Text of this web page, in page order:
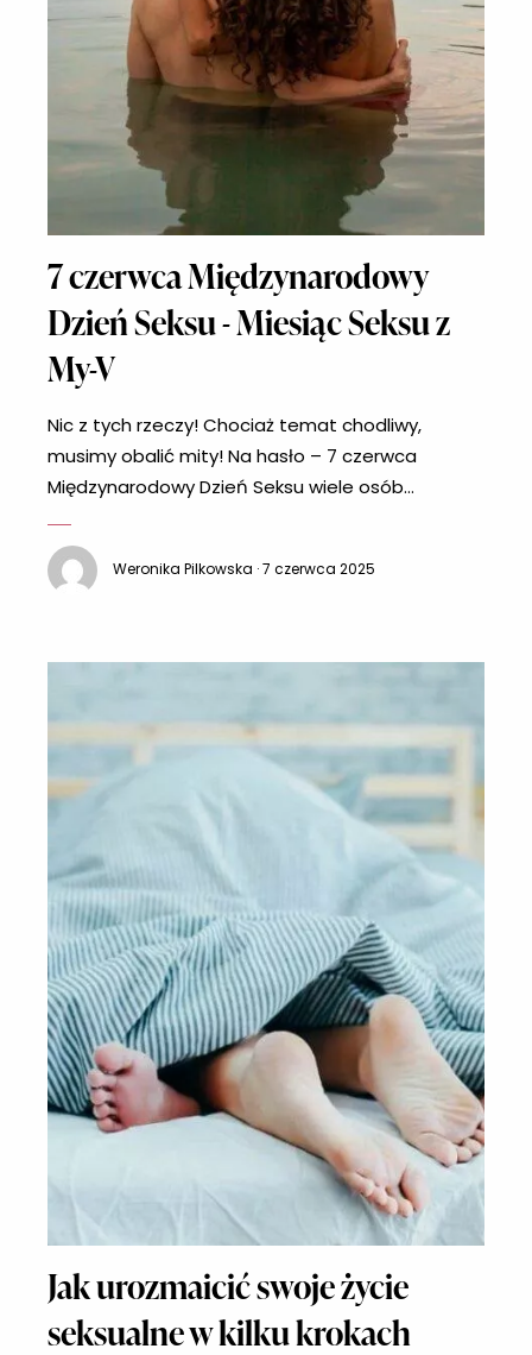
7 czerwca Międzynarodowy
Dzień Seksu - Miesiąc Seksu z
My-V
Nic z tych rzeczy! Chociaż temat chodliwy,
musimy obalić mity! Na hasło – 7 czerwca
Międzynarodowy Dzień Seksu wiele osób
przechodzą ciarki. Można słyszeć głosy, że 7
czerwca powinien być wolny od pracy w celach
prokreacyjnych. Uwaga! Pewnie zawiedziemy
Weronika Pilkowska · 7 czerwca 2025
Jak urozmaicić swoje życie
seksualne w kilku krokach